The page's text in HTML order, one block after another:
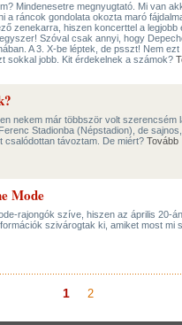
Mindenesetre megnyugtató. Mi van
a ráncok gondolata okozta maró
zenekarra, hiszen koncerttel a legjobb
Szóval csak annyi, hogy
A 3. X-be léptek, de psszt! Nem
sokkal jobb. Kit érdekelnek a számok?
nekem már többször volt szerencsém
Stadionba (Népstadion), de
csalódottan távoztam. De miért? Tovább
Mode
rajongók szíve, hiszen az április 20-
szivárogtak ki, amiket most mi
1 2